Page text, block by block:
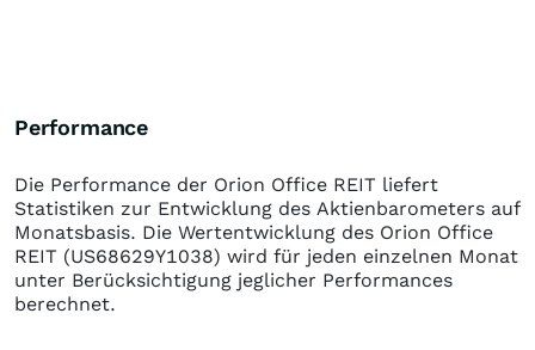
Performance
Die Performance der Orion Office REIT liefert
Statistiken zur Entwicklung des Aktienbarometers auf
Monatsbasis. Die Wertentwicklung des Orion Office
REIT (US68629Y1038) wird für jeden einzelnen Monat
unter Berücksichtigung jeglicher Performances
berechnet.